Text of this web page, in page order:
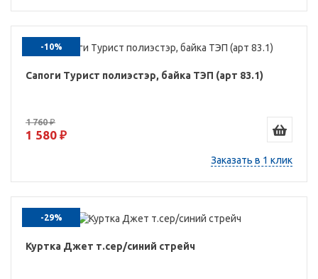
-10%
Сапоги Турист полиэстэр, байка ТЭП (арт 83.1)
1 760 ₽
1 580 ₽
Заказать в 1 клик
-29%
Куртка Джет т.сер/синий стрейч